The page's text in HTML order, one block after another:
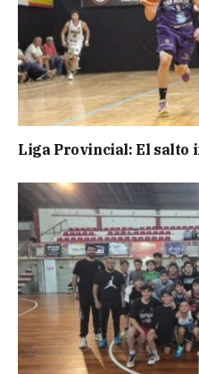
Liga Provincial: El salto